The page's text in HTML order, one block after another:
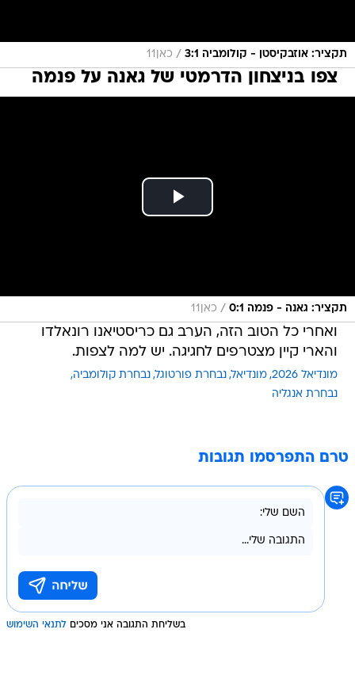
תקציר: אוזבקיסטן - קולומביה 3:1 / כאן11
צפו בניצחון הדרמטי של גאנה על פנמה
תקציר: גאנה - פנמה 0:1 / כאן11
ואחרי כל הטוב הזה, הערב גם כריסטיאנו רונאלדו
והארי קיין מצטרפים לחגיגה. יש למה לצפות.
מונדיאל 2026 מונדיאל נבחרת פורטוגל נבחרת קולומביה
נבחרת אנגליה
טרם התפרסמו תגובות
בשליחת התגובה אני מסכים לתנאי השימוש